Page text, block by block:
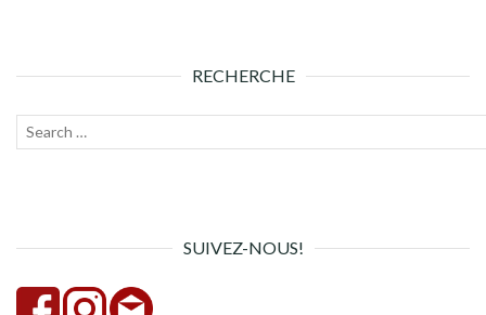
RECHERCHE
Recherche
SUIVEZ-NOUS!